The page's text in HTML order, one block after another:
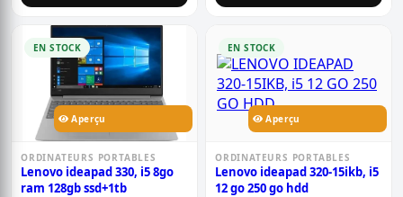
EN STOCK
Aperçu
ORDINATEURS PORTABLES
Lenovo ideapad 330, i5 8go
ram 128gb ssd+1tb
EN STOCK
Aperçu
ORDINATEURS PORTABLES
Lenovo ideapad 320-15ikb, i5
12 go 250 go hdd